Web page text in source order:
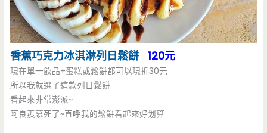
香蕉巧克力冰淇淋列日鬆餅 120元
現在單一飲品+蛋糕或鬆餅都可以現折30元
所以我就選了這款列日鬆餅
看起來非常澎派~
阿良羨慕死了~直呼我的鬆餅看起來好划算